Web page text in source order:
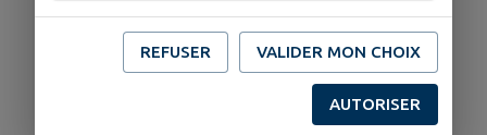
REFUSER VALIDER MON CHOIX
AUTORISER